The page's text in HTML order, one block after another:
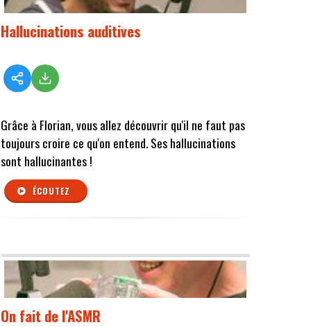
Hallucinations auditives
Grâce à Florian, vous allez découvrir qu'il ne faut pas
toujours croire ce qu'on entend. Ses hallucinations
sont hallucinantes !
ÉCOUTEZ
On fait de l'ASMR